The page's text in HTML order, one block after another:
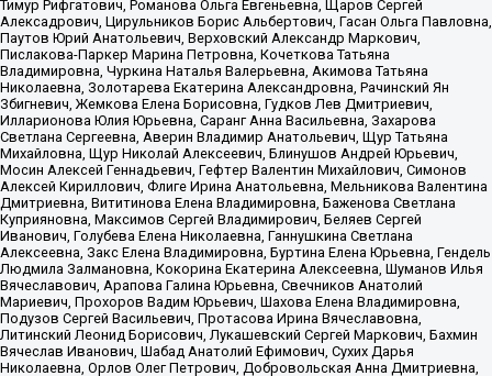
Тимур Рифгатович, Романова Ольга Евгеньевна, Щаров Сергей
Алексадрович, Цирульников Борис Альбертович, Гасан Ольга Павловна,
Паутов Юрий Анатольевич, Верховский Александр Маркович,
Пислакова-Паркер Марина Петровна, Кочеткова Татьяна
Владимировна, Чуркина Наталья Валерьевна, Акимова Татьяна
Николаевна, Золотарева Екатерина Александровна, Рачинский Ян
Збигневич, Жемкова Елена Борисовна, Гудков Лев Дмитриевич,
Илларионова Юлия Юрьевна, Саранг Анна Васильевна, Захарова
Светлана Сергеевна, Аверин Владимир Анатольевич, Щур Татьяна
Михайловна, Щур Николай Алексеевич, Блинушов Андрей Юрьевич,
Мосин Алексей Геннадьевич, Гефтер Валентин Михайлович, Симонов
Алексей Кириллович, Флиге Ирина Анатольевна, Мельникова Валентина
Дмитриевна, Вититинова Елена Владимировна, Баженова Светлана
Куприяновна, Максимов Сергей Владимирович, Беляев Сергей
Иванович, Голубева Елена Николаевна, Ганнушкина Светлана
Алексеевна, Закс Елена Владимировна, Буртина Елена Юрьевна, Гендель
Людмила Залмановна, Кокорина Екатерина Алексеевна, Шуманов Илья
Вячеславович, Арапова Галина Юрьевна, Свечников Анатолий
Мариевич, Прохоров Вадим Юрьевич, Шахова Елена Владимировна,
Подузов Сергей Васильевич, Протасова Ирина Вячеславовна,
Литинский Леонид Борисович, Лукашевский Сергей Маркович, Бахмин
Вячеслав Иванович, Шабад Анатолий Ефимович, Сухих Дарья
Николаевна, Орлов Олег Петрович, Добровольская Анна Дмитриевна,